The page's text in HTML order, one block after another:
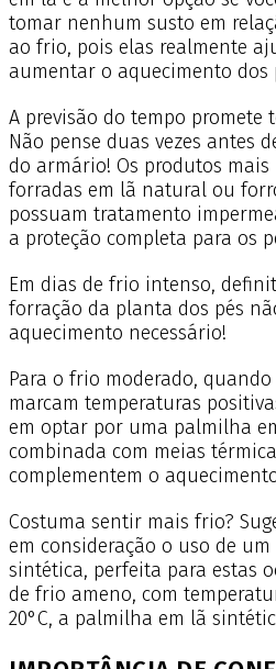
tomar nenhum susto em
ao frio, pois elas realmente
aumentar o aquecimento dos
A previsão do tempo promete
Não pense duas vezes antes
do armário! Os produtos
forradas em lã natural ou
possuam tratamento
a proteção completa para os
Em dias de frio intenso,
forração da planta dos pés
aquecimento necessário!
Para o frio moderado,
marcam temperaturas
em optar por uma palmilha
combinada com meias
complementem o
Costuma sentir mais frio?
em consideração o uso de
sintética, perfeita para estas
de frio ameno, com
20°C, a palmilha em lã